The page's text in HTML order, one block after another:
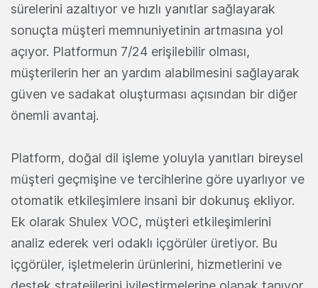
sürelerini azaltıyor ve hızlı yanıtlar sağlayarak
sonuçta müşteri memnuniyetinin artmasına yol
açıyor. Platformun 7/24 erişilebilir olması,
müşterilerin her an yardım alabilmesini sağlayarak
güven ve sadakat oluşturması açısından bir diğer
önemli avantaj.
Platform, doğal dil işleme yoluyla yanıtları bireysel
müşteri geçmişine ve tercihlerine göre uyarlıyor ve
otomatik etkileşimlere insani bir dokunuş ekliyor.
Ek olarak Shulex VOC, müşteri etkileşimlerini
analiz ederek veri odaklı içgörüler üretiyor. Bu
içgörüler, işletmelerin ürünlerini, hizmetlerini ve